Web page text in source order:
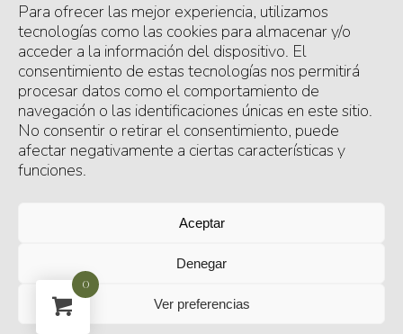
Para ofrecer las mejor experiencia, utilizamos
tecnologías como las cookies para almacenar y/o
acceder a la información del dispositivo. El
consentimiento de estas tecnologías nos permitirá
procesar datos como el comportamiento de
navegación o las identificaciones únicas en este sitio.
No consentir o retirar el consentimiento, puede
afectar negativamente a ciertas características y
funciones.
Aceptar
Denegar
Ver preferencias
Lunes de 17 a 19.30 h
Martes a viernes de 9.30 a 13 h y de 17 a 19.30 h
Sábado de 10 a 13 h
Domingo cerrado
ENVIAMOS NUESTRAS FLORES Y PLANTAS A DOMICILIO,
Aviso legal
0